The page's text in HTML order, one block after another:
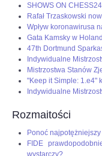
SHOWS ON
Rafał Trzaskowski
Wpływ koronawirusa
Gata Kamsky w
47th Dortmund
Indywidualne
Mistrzostwa Stanów
"Keep it Simple: 1.e4"
Indywidualne
Rozmaitości
Ponoć najpotężniejszy
FIDE
wystarczy?